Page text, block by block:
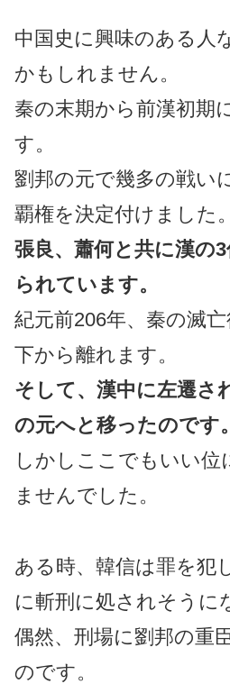
中国史に興味のある人
かもしれません。
秦の末期から前漢初期
す。
劉邦の元で幾多の戦い
覇権を決定付けました。
張良、蕭何と共に漢の
られています。
紀元前206年、秦の滅
下から離れます。
そして、漢中に左遷さ
の元へと移ったのです。
しかしここでもいい位
ませんでした。
ある時、韓信は罪を犯
に斬刑に処されそうに
偶然、刑場に劉邦の重
のです。